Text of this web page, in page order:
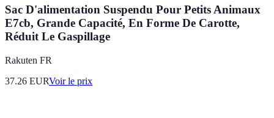
Sac D'alimentation Suspendu Pour Petits Animaux
E7cb, Grande Capacité, En Forme De Carotte,
Réduit Le Gaspillage
Rakuten FR
37.26 EURVoir le prix